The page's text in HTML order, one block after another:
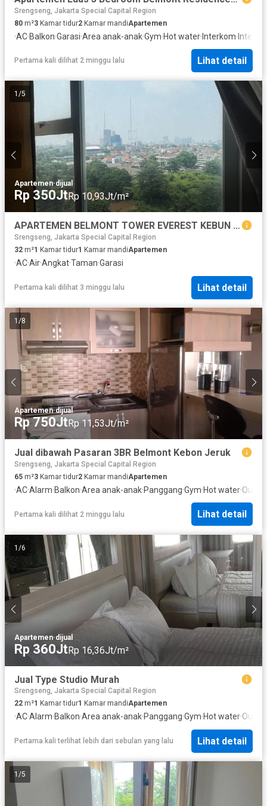
Srengseng, Jakarta Special Capital Region
80 m²3 Kamar tidur2 Kamar mandiApartemen
·AC·Balkon·Garasi·Area anak-anak·Gym·Hot water·Interkom·Internet
Pertama kali dilihat 2 minggu lalu Lihat detail
1 /5
Apartemen·dijual
Rp 350JtRp 10,93Jt/m²
APARTEMEN BELMONT TOWER EVEREST KEBUN JERUK, JAKARTA BARAT - HR
Srengseng, Jakarta Special Capital Region
32 m²1 Kamar tidur1 Kamar mandiApartemen
·AC·Air·Angkat·Taman·Garasi
Pertama kali dilihat 3 minggu lalu Lihat detail
1 /8
Apartemen·dijual
Rp 750JtRp 11,53Jt/m²
Jual dibawah Pasaran 3BR Belmont Kebon Jeruk
Srengseng, Jakarta Special Capital Region
65 m²3 Kamar tidur2 Kamar mandiApartemen
·AC·Alarm·Balkon·Area anak-anak·Panggang·Gym·Hot water·
Pertama kali dilihat 2 minggu lalu Lihat detail
1 /6
Apartemen·dijual
Rp 360JtRp 16,36Jt/m²
Jual Type Studio Murah
Srengseng, Jakarta Special Capital Region
22 m²1 Kamar tidur1 Kamar mandiApartemen
·AC·Alarm·Balkon·Area anak-anak·Panggang·Gym·Hot water·
Pertama kali terlihat lebih dari sebulan yang lalu Lihat detail
1 /5